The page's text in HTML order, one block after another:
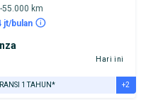
55.000 km
jt/bulan
Hari ini
1 TAHUN* +2